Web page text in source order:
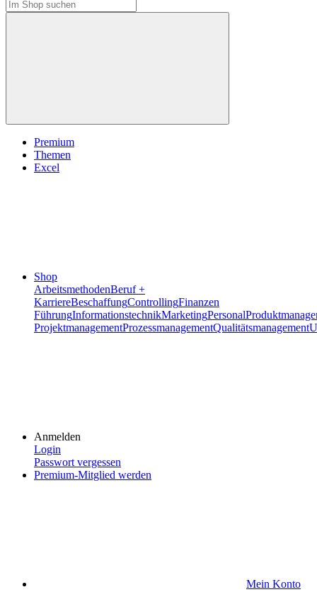
Premium
Themen
Excel
Shop
ArbeitsmethodenBeruf +
KarriereBeschaffungControllingFinanzen
FührungInformationstechnikMarketingPersonal
ProjektmanagementProzessmanagementQualitätsmanagement
Anmelden
Login
Passwort vergessen
Premium-Mitglied werden
Mein Konto